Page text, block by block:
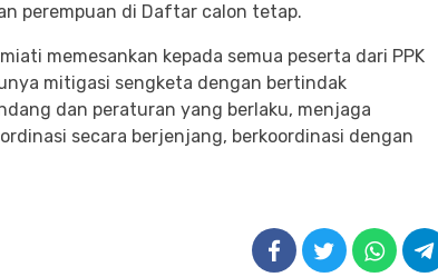
perempuan di Daftar calon tetap.
memesankan kepada semua peserta dari PPK
mitigasi sengketa dengan bertindak
dan peraturan yang berlaku, menjaga
secara berjenjang, berkoordinasi dengan